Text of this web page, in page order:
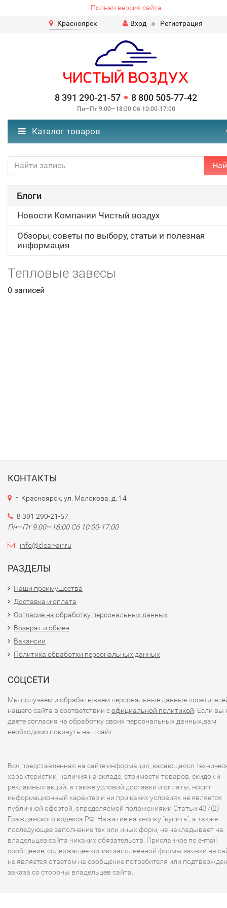
Полная версия сайта
Красноярск
Вход Регистрация
8 391 290-21-57 8 800 505-77-42
Пн—Пт 9:00—18:00 Сб 10:00-17:00
Каталог товаров
Блоги
Новости Компании Чистый воздух
Обзоры, советы по выбору, статьи и полезная
информация
Тепловые завесы
0 записей
КОНТАКТЫ
г. Красноярск, ул. Молокова, д. 14
8 391 290-21-57
Пн—Пт 9:00—18:00 Сб 10:00-17:00
info@clear-air.ru
РАЗДЕЛЫ
Наши преимущества
Доставка и оплата
Согласие на обработку персональных данных
Возврат и обмен
Вакансии
Политика обработки персональных данных
СОЦСЕТИ
Мы получаем и обрабатываем персональные данные
нашего сайта в соответствии софициальной политикой . Если вы
даете согласия на обработку своих персональных данных,вам
необходимо покинуть наш сайт.
Вся представленная на сайте информация, касающаяся
характеристик, наличия на складе, стоимости товаров, скидок и
рекламных акций, а также условий доставки и оплаты, носит
информационный характер и ни при каких условиях не является
публичной офертой, определяемой положениями Статьи 437(2)
Гражданского кодекса РФ. Нажатие на кнопку "купить", а также
последующее заполнение тех или иных форм, не накладывает на
владельцев сайта никаких обязательств. Присланное по e-mail
сообщение, содержащее копию заполненной формы заявки на
не является ответом на сообщение потребителя или
заказа со стороны владельцев сайта.